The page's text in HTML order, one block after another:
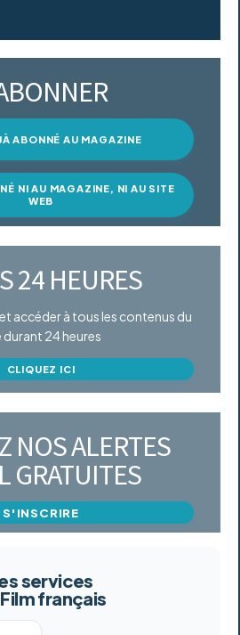
ABONNÉ AU MAGAZINE
NI AU MAGAZINE, NI AU SITE
WEB
24 HEURES
accéder à tous les contenus du
durant 24 heures
CLIQUEZ ICI
NOS ALERTES
GRATUITES
S'INSCRIRE
services
français